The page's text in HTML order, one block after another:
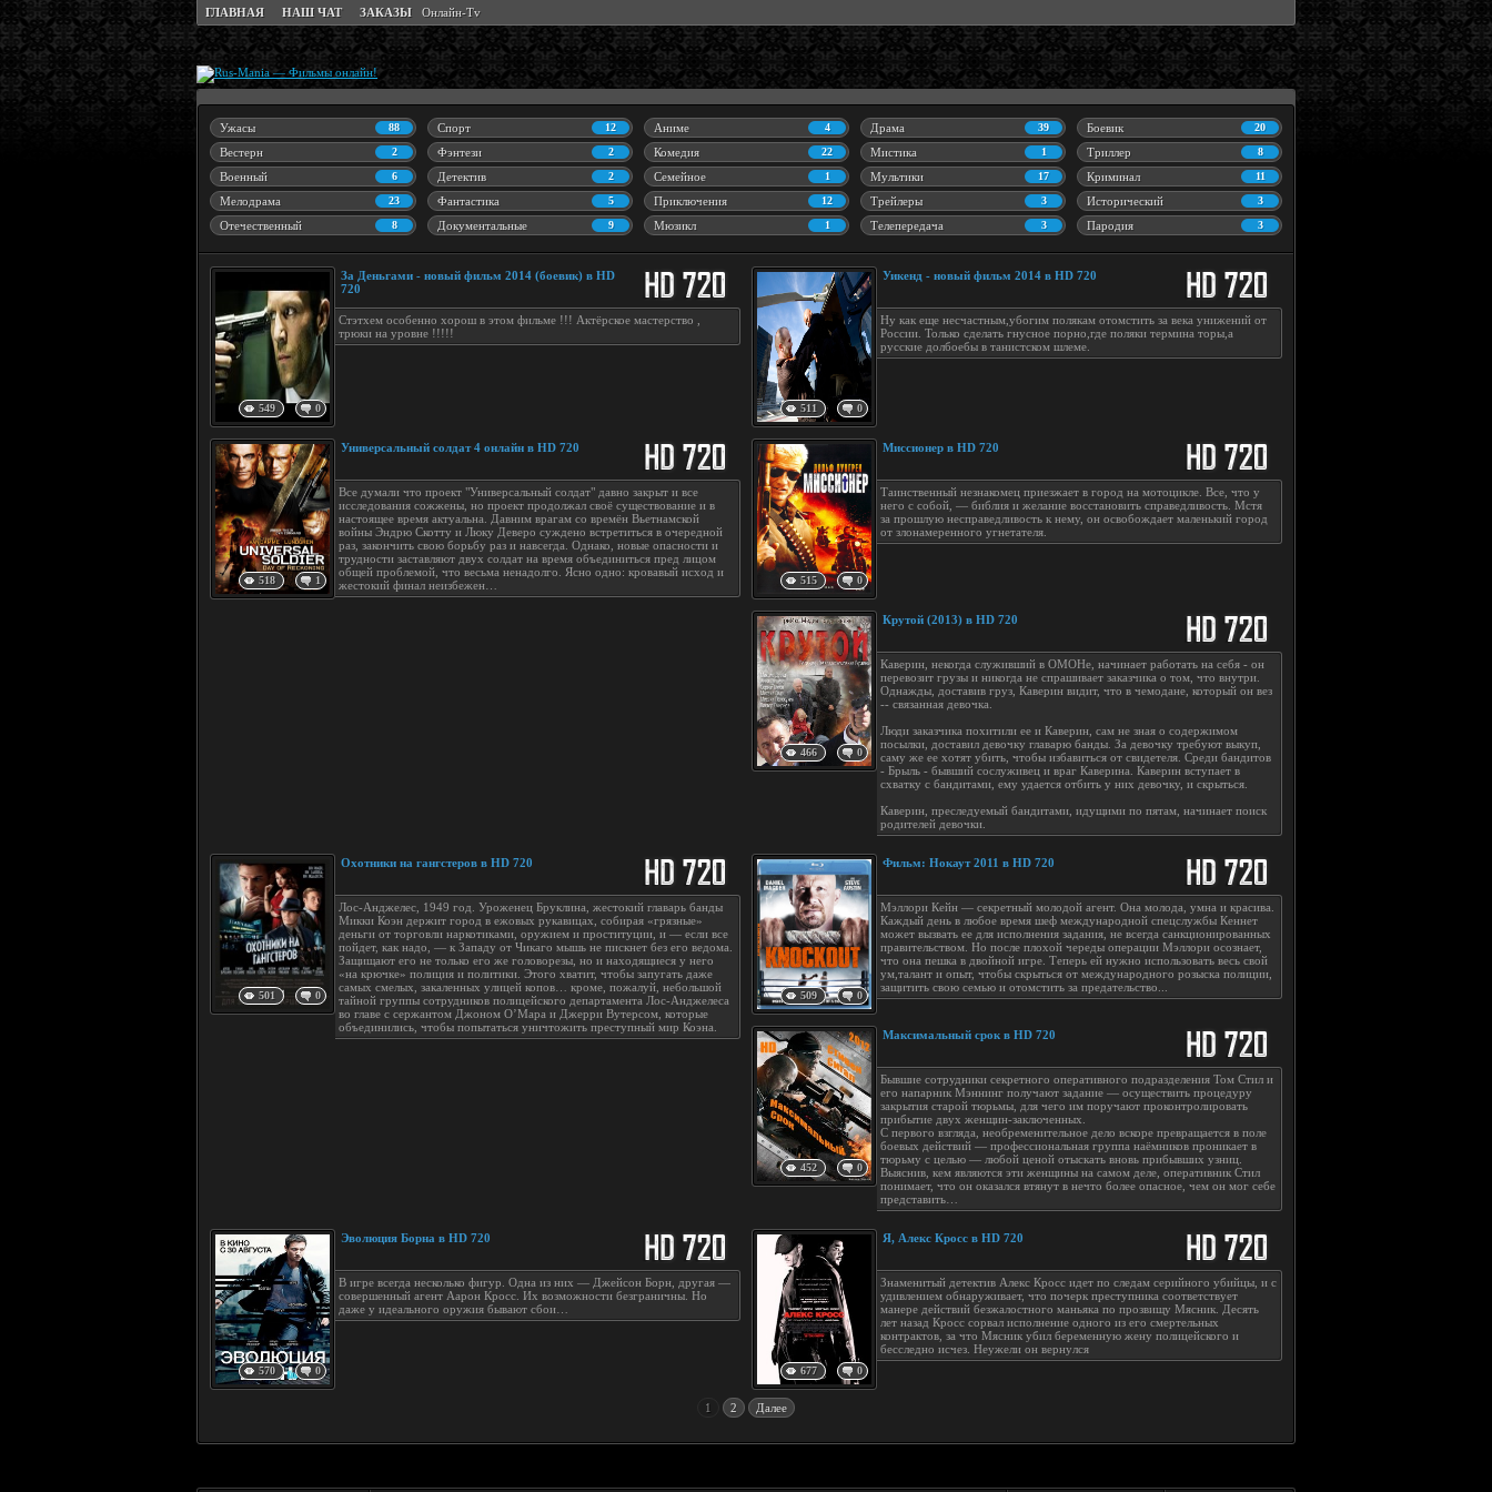
ГЛАВНАЯ НАШ ЧАТ ЗАКАЗЫ Онлайн-Tv
88
Ужасы 12
Спорт 4
Аниме 39
Драма 20
Боевик
2
Вестерн 2
Фэнтези 22
Комедия 1
Мистика 8
Триллер
6
Военный 2
Детектив 1
Семейное 17
Мультики 11
Криминал
23
Мелодрама 5
Фантастика 12
Приключения 3
Трейлеры 3
Исторический
8
Отечественный 9
Документальные 1
Мюзикл 3
Телепередача 3
Пародия
549 0
За Деньгами - новый фильм 2014 (боевик) в HD
720
Стэтхем особенно хорош в этом фильме !!! Актёрское мастерство ,
трюки на уровне !!!!!
511 0
Уикенд - новый фильм 2014 в HD 720
Ну как еще несчастным,убогим полякам отомстить за века унижений от
России. Только сделать гнусное порно,где поляки термина торы,а
русские долбоебы в танистском шлеме.
518 1
Универсальный солдат 4 онлайн в HD 720
Все думали что проект "Универсальный солдат" давно закрыт и все
исследования сожжены, но проект продолжал своё существование и в
настоящее время актуальна. Давним врагам со времён Вьетнамской
войны Эндрю Скотту и Люку Деверо суждено встретиться в очередной
раз, закончить свою борьбу раз и навсегда. Однако, новые опасности и
трудности заставляют двух солдат на время объединиться пред лицом
общей проблемой, что весьма ненадолго. Ясно одно: кровавый исход и
жестокий финал неизбежен…
515 0
Миссионер в HD 720
Таинственный незнакомец приезжает в город на мотоцикле. Все, что у
него с собой, — библия и желание восстановить справедливость. Мстя
за прошлую несправедливость к нему, он освобождает маленький город
от злонамеренного угнетателя.
466 0
Крутой (2013) в HD 720
Каверин, некогда служивший в ОМОНе, начинает работать на себя - он
перевозит грузы и никогда не спрашивает заказчика о том, что внутри.
Однажды, доставив груз, Каверин видит, что в чемодане, который он вез
-- связанная девочка.
Люди заказчика похитили ее и Каверин, сам не зная о содержимом
посылки, доставил девочку главарю банды. За девочку требуют выкуп,
саму же ее хотят убить, чтобы избавиться от свидетеля. Среди бандитов
- Брыль - бывший сослуживец и враг Каверина. Каверин вступает в
схватку с бандитами, ему удается отбить у них девочку, и скрыться.
Каверин, преследуемый бандитами, идущими по пятам, начинает поиск
родителей девочки.
501 0
Охотники на гангстеров в HD 720
Лос-Анджелес, 1949 год. Уроженец Бруклина, жестокий главарь банды
Микки Коэн держит город в ежовых рукавицах, собирая «грязные»
деньги от торговли наркотиками, оружием и проституции, и — если все
пойдет, как надо, — к Западу от Чикаго мышь не пискнет без его ведома.
Защищают его не только его же головорезы, но и находящиеся у него
«на крючке» полиция и политики. Этого хватит, чтобы запугать даже
самых смелых, закаленных улицей копов… кроме, пожалуй, небольшой
тайной группы сотрудников полицейского департамента Лос-Анджелеса
во главе с сержантом Джоном О’Мара и Джерри Вутерсом, которые
объединились, чтобы попытаться уничтожить преступный мир Коэна.
509 0
Фильм: Нокаут 2011 в HD 720
Мэллори Кейн — секретный молодой агент. Она молода, умна и красива.
Каждый день в любое время шеф международной спецслужбы Кеннет
может вызвать ее для исполнения задания, не всегда санкционированных
правительством. Но после плохой череды операции Мэллори осознает,
что она пешка в двойной игре. Теперь ей нужно использовать весь свой
ум,талант и опыт, чтобы скрыться от международного розыска полиции,
защитить свою семью и отомстить за предательство...
452 0
Максимальный срок в HD 720
Бывшие сотрудники секретного оперативного подразделения Том Стил и
его напарник Мэннинг получают задание — осуществить процедуру
закрытия старой тюрьмы, для чего им поручают проконтролировать
прибытие двух женщин-заключенных.
С первого взгляда, необременительное дело вскоре превращается в поле
боевых действий — профессиональная группа наёмников проникает в
тюрьму с целью — любой ценой отыскать вновь прибывших узниц.
Выяснив, кем являются эти женщины на самом деле, оперативник Стил
понимает, что он оказался втянут в нечто более опасное, чем он мог себе
представить…
570 0
Эволюция Борна в HD 720
В игре всегда несколько фигур. Одна из них — Джейсон Борн, другая —
совершенный агент Аарон Кросс. Их возможности безграничны. Но
даже у идеального оружия бывают сбои…
677 0
Я, Алекс Кросс в HD 720
Знаменитый детектив Алекс Кросс идет по следам серийного убийцы, и с
удивлением обнаруживает, что почерк преступника соответствует
манере действий безжалостного маньяка по прозвищу Мясник. Десять
лет назад Кросс сорвал исполнение одного из его смертельных
контрактов, за что Мясник убил беременную жену полицейского и
бесследно исчез. Неужели он вернулся
1 2 Далее